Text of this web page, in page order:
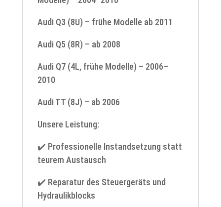
Audi Q3 (8U) – frühe Modelle ab 2011
Audi Q5 (8R) – ab 2008
Audi Q7 (4L, frühe Modelle) – 2006–
2010
Audi TT (8J) – ab 2006
Unsere Leistung:
✔️ Professionelle Instandsetzung statt
teurem Austausch
✔️ Reparatur des Steuergeräts und
Hydraulikblocks